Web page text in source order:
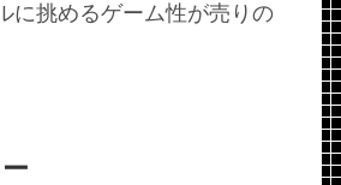
に挑めるゲーム性が売りの